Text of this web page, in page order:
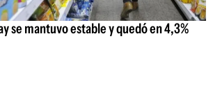
se mantuvo estable y quedó en 4,3%